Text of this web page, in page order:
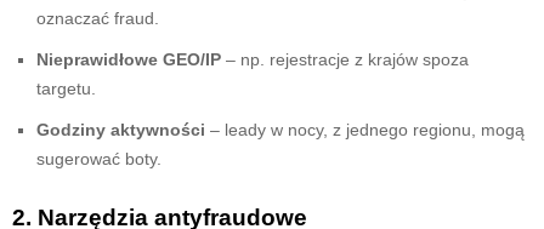
oznaczać fraud.
Nieprawidłowe GEO/IP – np. rejestracje z krajów spoza
targetu.
Godziny aktywności – leady w nocy, z jednego regionu, mogą
sugerować boty.
2. Narzędzia antyfraudowe